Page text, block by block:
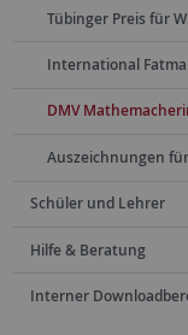
Tübinger Preis für
International
DMV
Auszeichnungen
Schüler und Lehrer
Hilfe & Beratung
Interner